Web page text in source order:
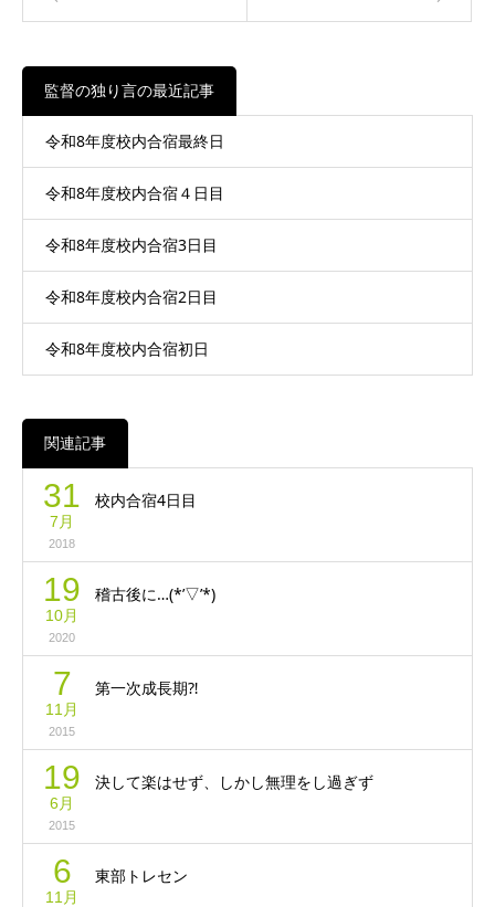
監督の独り言の最近記事
令和8年度校内合宿最終日
令和8年度校内合宿４日目
令和8年度校内合宿3日目
令和8年度校内合宿2日目
令和8年度校内合宿初日
関連記事
31
7月
2018
校内合宿4日目
19
10月
2020
稽古後に…(*’▽’*)
7
11月
2015
第一次成長期⁈
19
6月
2015
決して楽はせず、しかし無理をし過ぎず
6
11月
東部トレセン